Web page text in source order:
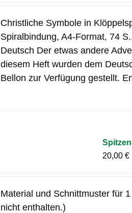
Christliche Symbole in
Spiralbindung, A4-Format, 74
Deutsch Der etwas andere
diesem Heft wurden dem
Bellon zur Verfügung gestellt.
20,00€
Material und Schnittmuster für
nicht enthalten.)